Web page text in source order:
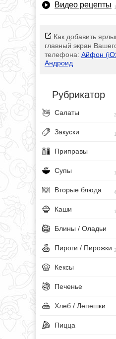
Видео рецепты
Как добавить
главный экран
телефона: Айфон
Андроид
Рубрикатор
Салаты
Закуски
Приправы
Супы
Вторые блюда
Каши
Блины / Оладьи
Пироги / Пирожки
Кексы
Печенье
Хлеб / Лепешки
Пицца